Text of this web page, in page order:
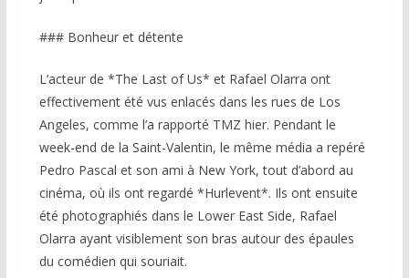
### Bonheur et détente
L’acteur de *The Last of Us* et Rafael Olarra ont
effectivement été vus enlacés dans les rues de Los
Angeles, comme l’a rapporté TMZ hier. Pendant le
week-end de la Saint-Valentin, le même média a repéré
Pedro Pascal et son ami à New York, tout d’abord au
cinéma, où ils ont regardé *Hurlevent*. Ils ont ensuite
été photographiés dans le Lower East Side, Rafael
Olarra ayant visiblement son bras autour des épaules
du comédien qui souriait.